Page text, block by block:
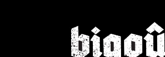
Skip
to
navigation
Skip
to
content